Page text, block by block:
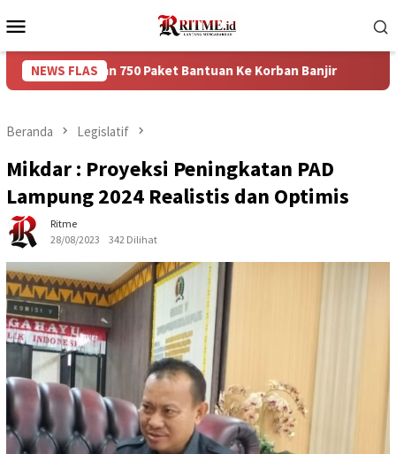
ke
Mobile
NEWS FLAS
750 Paket Bantuan Ke Korban Banjir Puncak Arus
Beranda Legislatif
Mikdar : Proyeksi Peningkatan PAD
Lampung 2024 Realistis dan Optimis
Ritme
28/08/2023
342 Dilihat